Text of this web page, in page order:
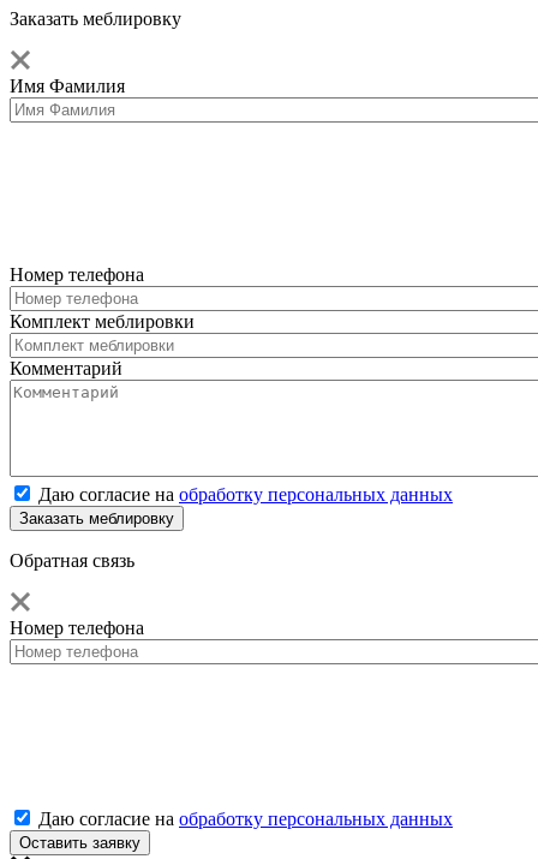
Заказать меблировку
Имя Фамилия
Номер телефона
Комплект меблировки
Комментарий
Даю согласие на обработку персональных данных
Обратная связь
Номер телефона
Даю согласие на обработку персональных данных